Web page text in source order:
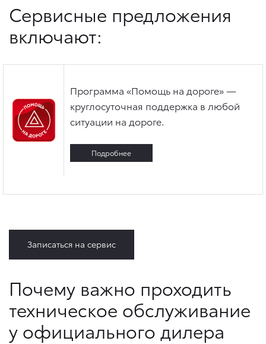
Сервисные предложения
включают:
Программа «Помощь на дороге» —
круглосуточная поддержка в любой
ситуации на дороге.
Подробнее
Записаться на сервис
Почему важно проходить
техническое обслуживание
у официального дилера